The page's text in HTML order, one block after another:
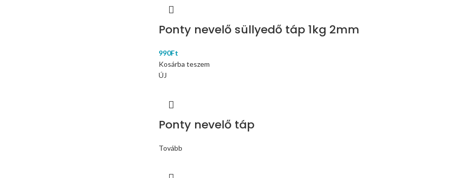
Ponty nevelő süllyedő táp 1kg 2mm
990Ft
Kosárba teszem
ÚJ
Ponty nevelő táp
Tovább